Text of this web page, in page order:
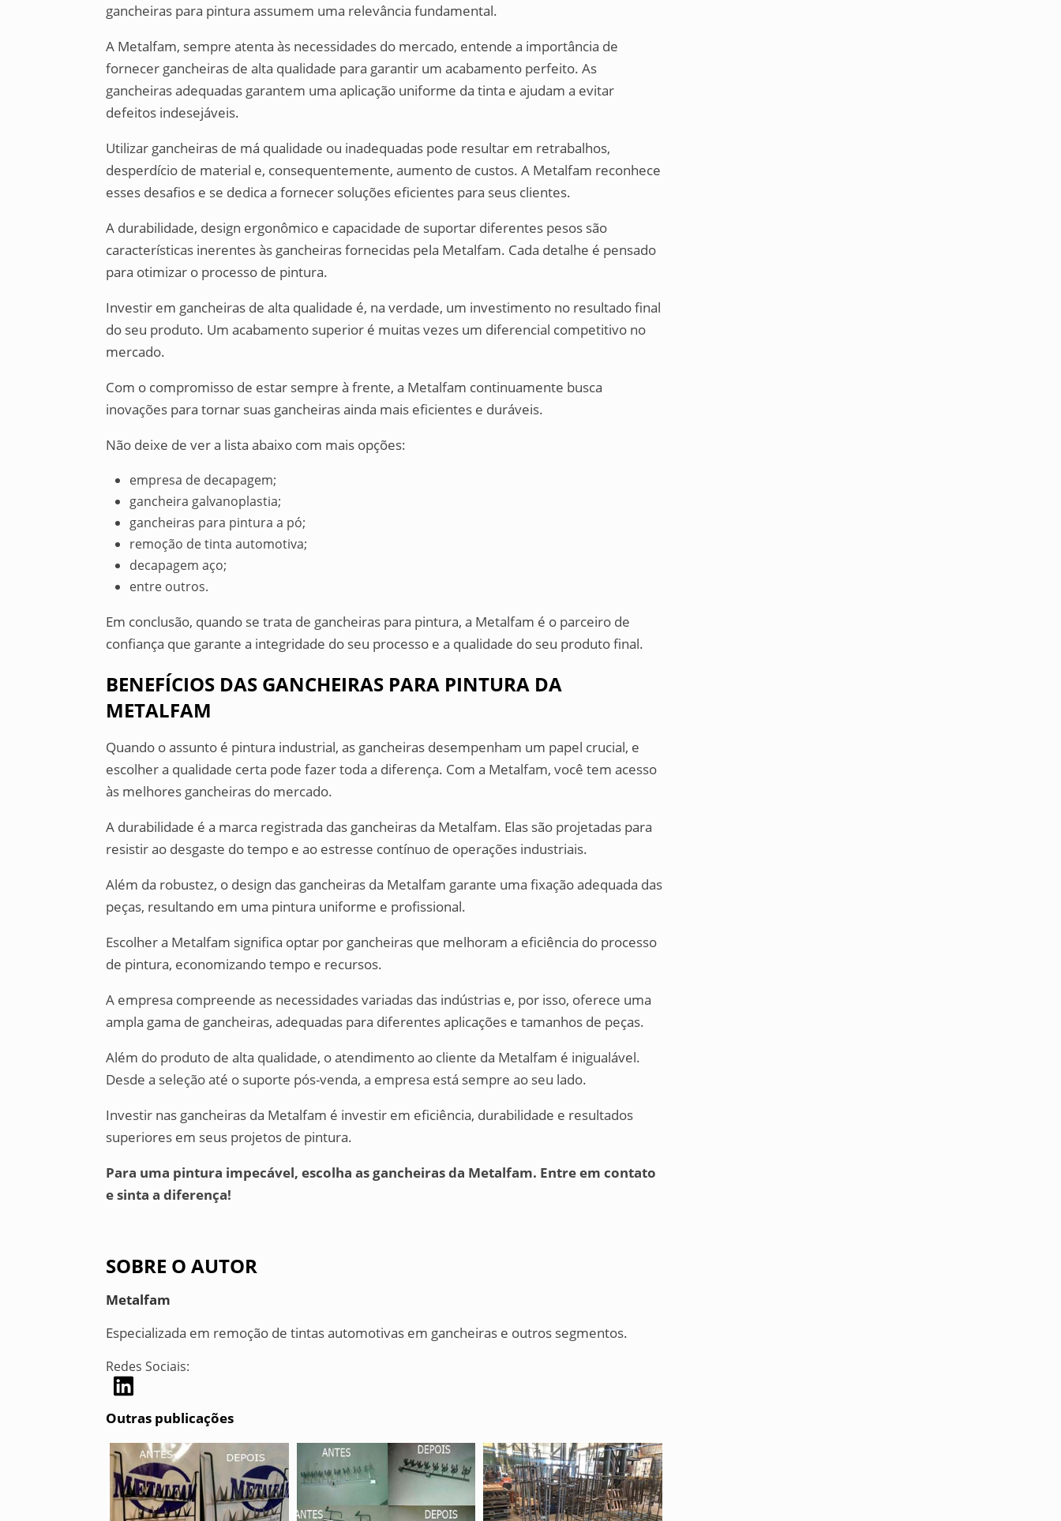
gancheiras para pintura assumem uma relevância fundamental.
A Metalfam, sempre atenta às necessidades do mercado, entende a importância de
fornecer gancheiras de alta qualidade para garantir um acabamento perfeito. As
gancheiras adequadas garantem uma aplicação uniforme da tinta e ajudam a evitar
defeitos indesejáveis.
Utilizar gancheiras de má qualidade ou inadequadas pode resultar em retrabalhos,
desperdício de material e, consequentemente, aumento de custos. A Metalfam reconhece
esses desafios e se dedica a fornecer soluções eficientes para seus clientes.
A durabilidade, design ergonômico e capacidade de suportar diferentes pesos são
características inerentes às gancheiras fornecidas pela Metalfam. Cada detalhe é pensado
para otimizar o processo de pintura.
Investir em gancheiras de alta qualidade é, na verdade, um investimento no resultado final
do seu produto. Um acabamento superior é muitas vezes um diferencial competitivo no
mercado.
Com o compromisso de estar sempre à frente, a Metalfam continuamente busca
inovações para tornar suas gancheiras ainda mais eficientes e duráveis.
Não deixe de ver a lista abaixo com mais opções:
empresa de decapagem;
gancheira galvanoplastia;
gancheiras para pintura a pó;
remoção de tinta automotiva;
decapagem aço;
entre outros.
Em conclusão, quando se trata de gancheiras para pintura, a Metalfam é o parceiro de
confiança que garante a integridade do seu processo e a qualidade do seu produto final.
BENEFÍCIOS DAS GANCHEIRAS PARA PINTURA DA
METALFAM
Quando o assunto é pintura industrial, as gancheiras desempenham um papel crucial, e
escolher a qualidade certa pode fazer toda a diferença. Com a Metalfam, você tem acesso
às melhores gancheiras do mercado.
A durabilidade é a marca registrada das gancheiras da Metalfam. Elas são projetadas para
resistir ao desgaste do tempo e ao estresse contínuo de operações industriais.
Além da robustez, o design das gancheiras da Metalfam garante uma fixação adequada das
peças, resultando em uma pintura uniforme e profissional.
Escolher a Metalfam significa optar por gancheiras que melhoram a eficiência do processo
de pintura, economizando tempo e recursos.
A empresa compreende as necessidades variadas das indústrias e, por isso, oferece uma
ampla gama de gancheiras, adequadas para diferentes aplicações e tamanhos de peças.
Além do produto de alta qualidade, o atendimento ao cliente da Metalfam é inigualável.
Desde a seleção até o suporte pós-venda, a empresa está sempre ao seu lado.
Investir nas gancheiras da Metalfam é investir em eficiência, durabilidade e resultados
superiores em seus projetos de pintura.
Para uma pintura impecável, escolha as gancheiras da Metalfam. Entre em contato
e sinta a diferença!
SOBRE O AUTOR
Metalfam
Especializada em remoção de tintas automotivas em gancheiras e outros segmentos.
Redes Sociais:
Outras publicações